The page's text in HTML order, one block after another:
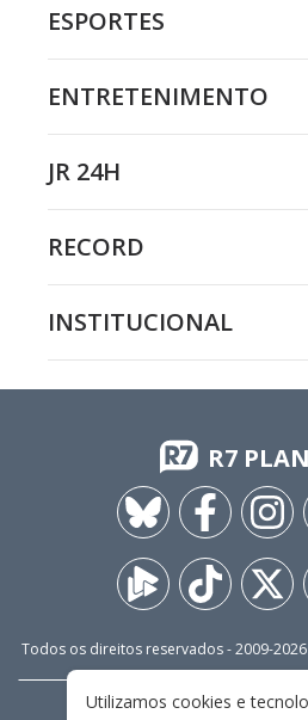
ESPORTES
ENTRETENIMENTO
JR 24H
RECORD
INSTITUCIONAL
R7
Todos os direitos reservados - 2009-2026
Utilizamos cookies e